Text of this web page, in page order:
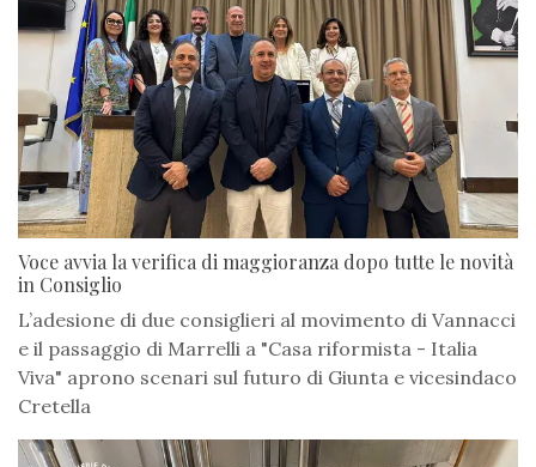
Voce avvia la verifica di maggioranza dopo tutte le novità
in Consiglio
L’adesione di due consiglieri al movimento di Vannacci
e il passaggio di Marrelli a "Casa riformista - Italia
Viva" aprono scenari sul futuro di Giunta e vicesindaco
Cretella